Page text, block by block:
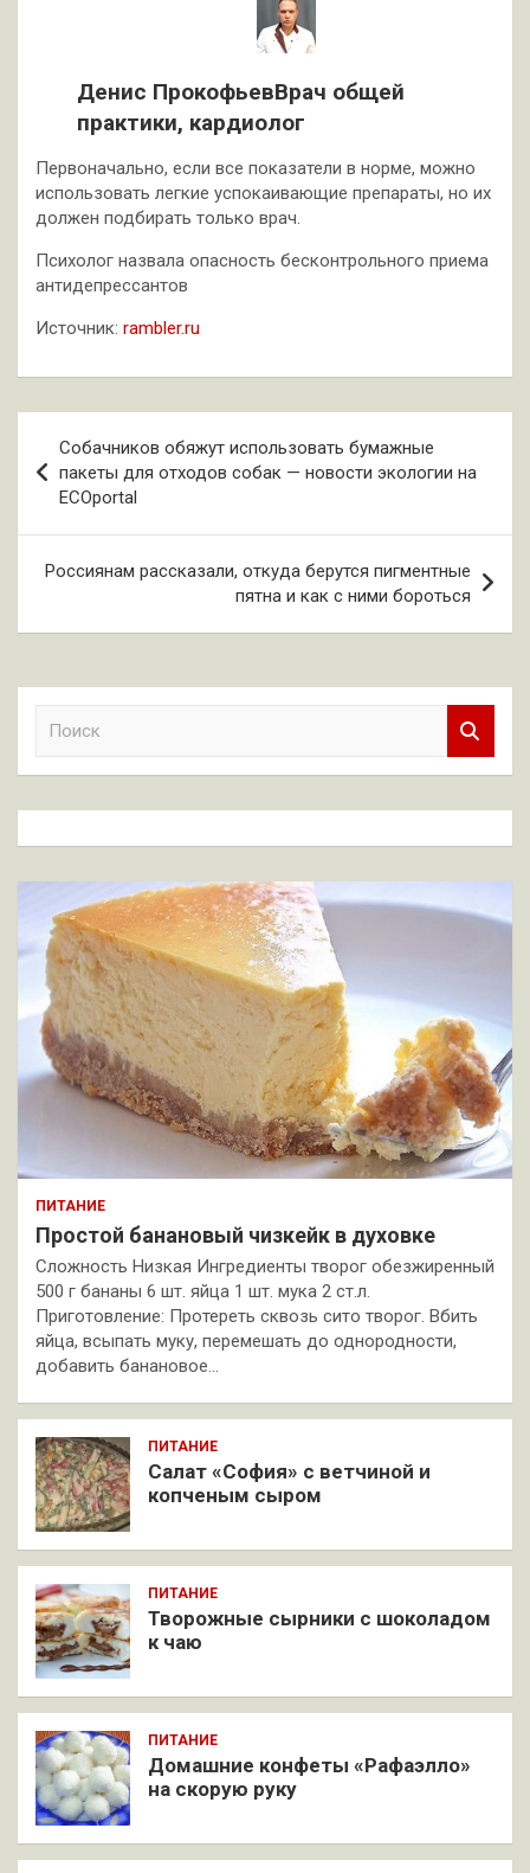
Денис ПрокофьевВрач общей
практики, кардиолог
Первоначально, если все показатели в норме, можно
использовать легкие успокаивающие препараты, но их
должен подбирать только врач.
Психолог назвала опасность бесконтрольного приема
антидепрессантов
Источник: rambler.ru
по
записям
Собачников обяжут использовать бумажные
пакеты для отходов собак — новости экологии на
ECOportal
Россиянам рассказали, откуда берутся пигментные
пятна и как с ними бороться
к
ПИТАНИЕ
Простой банановый чизкейк в духовке
Сложность Низкая Ингредиенты творог обезжиренный
500 г бананы 6 шт. яйца 1 шт. мука 2 ст.л.
Приготовление: Протереть сквозь сито творог. Вбить
яйца, всыпать муку, перемешать до однородности,
добавить банановое…
ПИТАНИЕ
Салат «София» с ветчиной и
копченым сыром
ПИТАНИЕ
Творожные сырники с шоколадом
к чаю
ПИТАНИЕ
Домашние конфеты «Рафаэлло»
на скорую руку